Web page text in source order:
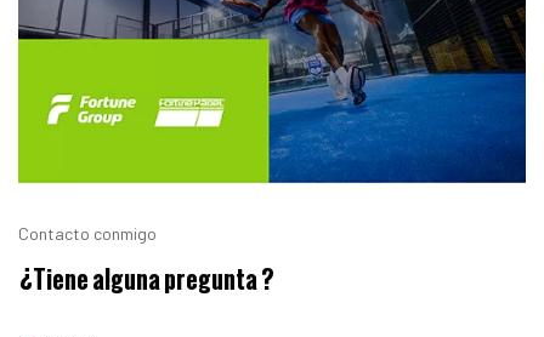
Contacto conmigo
¿Tiene alguna pregunta?